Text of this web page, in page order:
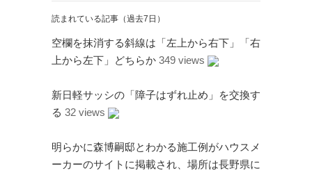
読まれている記事（過去7日）
空欄を抹消する斜線は「左上から右下」「右
上から左下」どちらか 349 views
新日軽サッシの「障子はずれ止め」を交換す
る 32 views
明らかに森博嗣邸とわかる施工例がハウスメ
ーカーのサイトに掲載され、場所は長野県に